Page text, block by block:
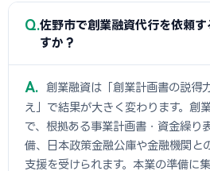
Q 佐野市で創業融資代行を依頼
すか？
A
創業融資は「創業計画書の説得
え」で結果が大きく変わります。創
で、根拠ある事業計画書・資金繰り
備、日本政策金融公庫や金融機関と
支援を受けられます。本業の準備に